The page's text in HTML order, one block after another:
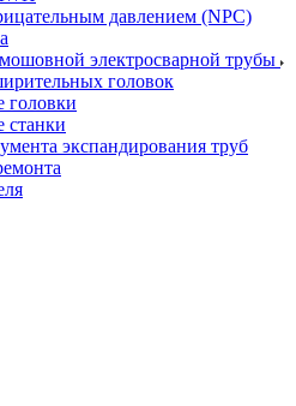
давлением (NPC)
электросварной трубы
головок
головки
станки
экспандирования труб